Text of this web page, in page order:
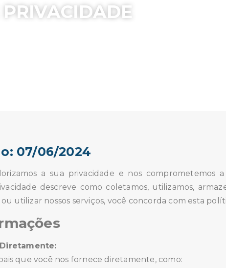
07/06/2024
a sua privacidade e nos comprometemos
descreve como coletamos, utilizamos,
utilizar nossos serviços, você concorda com esta
que você nos fornece diretamente, como: